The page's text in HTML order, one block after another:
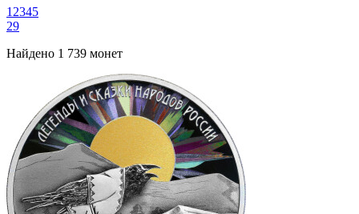
1 2345
29
Найдено 1 739 монет